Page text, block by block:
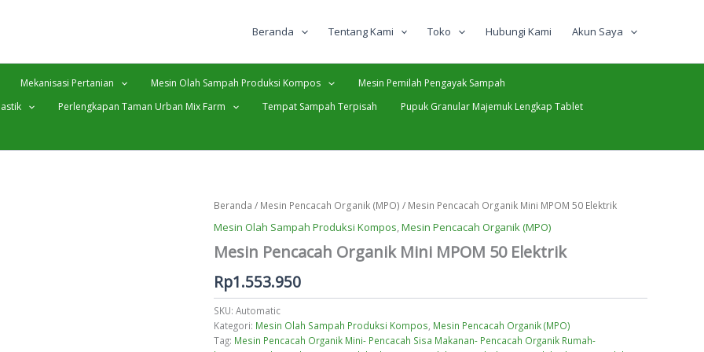
Beranda Tentang Kami Toko Hubungi Kami Akun Saya
Mekanisasi Pertanian Mesin Olah Sampah Produksi Kompos
Mesin Pemilah Pengayak Sampah
Perlengkapan Taman Urban Mix Farm Tempat Sampah Terpisah
Pupuk Granular Majemuk Lengkap Tablet
Beranda / Mesin Pencacah Organik (MPO) / Mesin Pencacah Organik Mini MPOM 50 Elektrik
Mesin Olah Sampah Produksi Kompos,Mesin Pencacah Organik (MPO)
Mesin Pencacah Organik Mini MPOM 50 Elektrik
Rp1.553.950
SKU: Automatic
Kategori: Mesin Olah Sampah Produksi Kompos Mesin Pencacah Organik (MPO)
Tag: Mesin Pencacah Organik Mini- Pencacah Sisa Makanan- Pencacah Organik Rumah-